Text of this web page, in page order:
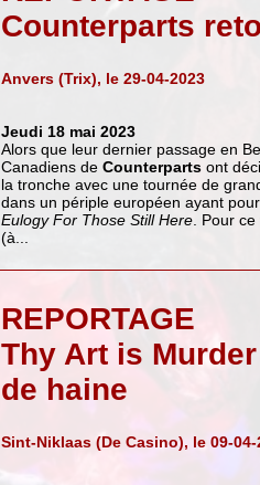
Counterparts
Anvers (Trix), le 29-04-2023
Jeudi 18 mai 2023
Alors que leur dernier passage en
Canadiens de Counterpartsont
la tronche avec une tournée de
dans un périple européen ayant
Eulogy For Those Still Here. Pour ce
(à...
REPORTAGE
Thy Art is
de haine
Sint-Niklaas (De Casino), le 09-04-